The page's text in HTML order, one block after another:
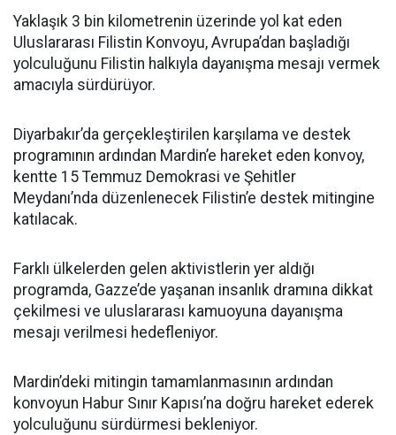
Yaklaşık 3 bin kilometrenin üzerinde yol kat eden
Uluslararası Filistin Konvoyu, Avrupa’dan başladığı
yolculuğunu Filistin halkıyla dayanışma mesajı vermek
amacıyla sürdürüyor.
Diyarbakır’da gerçekleştirilen karşılama ve destek
programının ardından Mardin’e hareket eden konvoy,
kentte 15 Temmuz Demokrasi ve Şehitler
Meydanı’nda düzenlenecek Filistin’e destek mitingine
katılacak.
Farklı ülkelerden gelen aktivistlerin yer aldığı
programda, Gazze’de yaşanan insanlık dramına dikkat
çekilmesi ve uluslararası kamuoyuna dayanışma
mesajı verilmesi hedefleniyor.
Mardin’deki mitingin tamamlanmasının ardından
konvoyun Habur Sınır Kapısı’na doğru hareket ederek
yolculuğunu sürdürmesi bekleniyor.